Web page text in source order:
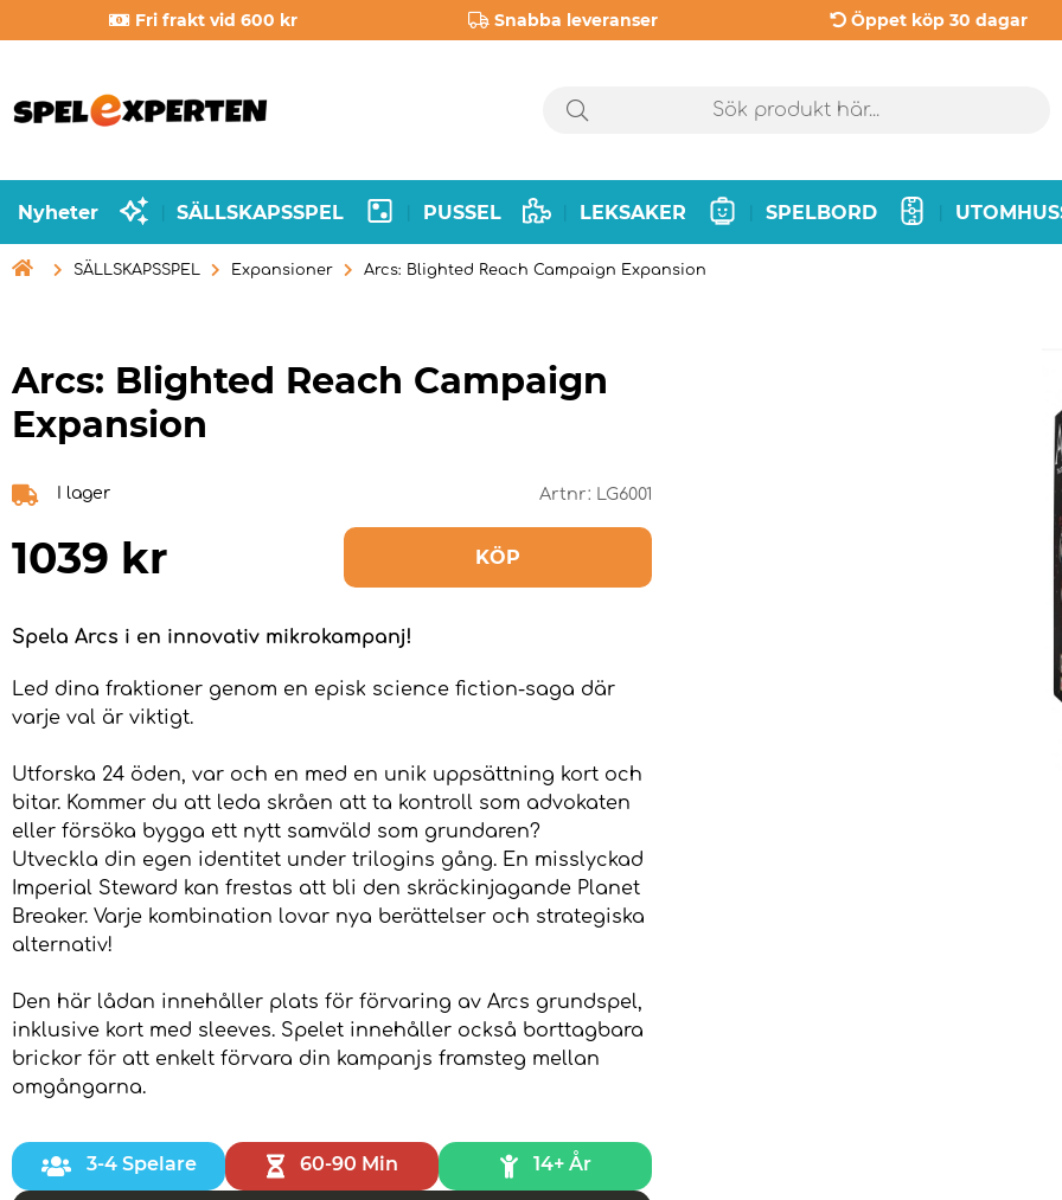
Fri frakt vid 600 kr Snabba leveranser Öppet köp 30 dagar
Nyheter SÄLLSKAPSSPEL PUSSEL LEKSAKER SPELBORD
 SÄLLSKAPSSPEL Expansioner Arcs: Blighted Reach Campaign Expansion
Arcs: Blighted Reach Campaign
Expansion
I lager Artnr: LG6001
1039 kr KÖP
Spela Arcs i en innovativ mikrokampanj!
Led dina fraktioner genom en episk science fiction-saga där
varje val är viktigt.
Utforska 24 öden, var och en med en unik uppsättning kort och
bitar. Kommer du att leda skråen att ta kontroll som advokaten
eller försöka bygga ett nytt samväld som grundaren?
Utveckla din egen identitet under trilogins gång. En misslyckad
Imperial Steward kan frestas att bli den skräckinjagande Planet
Breaker. Varje kombination lovar nya berättelser och strategiska
alternativ!
Den här lådan innehåller plats för förvaring av Arcs grundspel,
inklusive kort med sleeves. Spelet innehåller också borttagbara
brickor för att enkelt förvara din kampanjs framsteg mellan
omgångarna.
3-4 Spelare 60-90 Min 14+ År